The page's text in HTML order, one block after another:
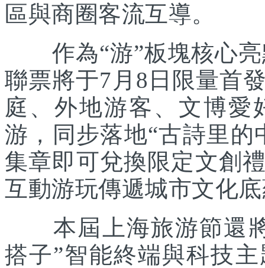
區與商圈客流互導。
作為“游”板塊核心亮
聯票將于7月8日限量首
庭、外地游客、文博愛
游，同步落地“古詩里
集章即可兌換限定文創
互動游玩傳遞城市文化
本屆上海旅游節還將
搭子”智能終端與科技